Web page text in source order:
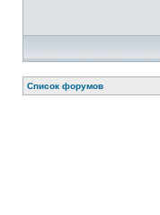
Список форумов